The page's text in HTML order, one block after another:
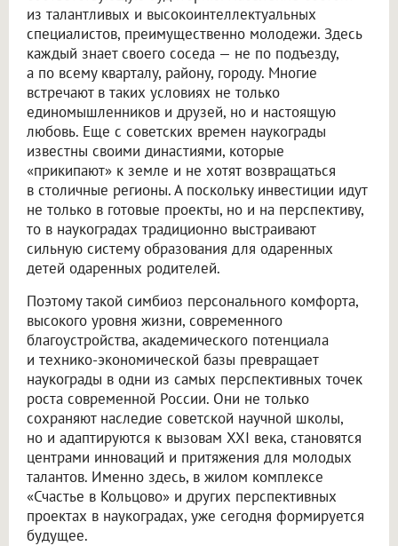
из талантливых и высокоинтеллектуальных
специалистов, преимущественно молодежи. Здесь
каждый знает своего соседа — не по подъезду,
а по всему кварталу, району, городу. Многие
встречают в таких условиях не только
единомышленников и друзей, но и настоящую
любовь. Еще с советских времен наукограды
известны своими династиями, которые
«прикипают» к земле и не хотят возвращаться
в столичные регионы. А поскольку инвестиции идут
не только в готовые проекты, но и на перспективу,
то в наукоградах традиционно выстраивают
сильную систему образования для одаренных
детей одаренных родителей.
Поэтому такой симбиоз персонального комфорта,
высокого уровня жизни, современного
благоустройства, академического потенциала
и технико-экономической базы превращает
наукограды в одни из самых перспективных точек
роста современной России. Они не только
сохраняют наследие советской научной школы,
но и адаптируются к вызовам XXI века, становятся
центрами инноваций и притяжения для молодых
талантов. Именно здесь, в жилом комплексе
«Счастье в Кольцово» и других перспективных
проектах в наукоградах, уже сегодня формируется
будущее.